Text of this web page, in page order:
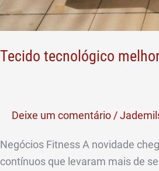
Tecido tecnológico
Deixe um comentário /
Negócios Fitness A novidade
contínuos que levaram mais de